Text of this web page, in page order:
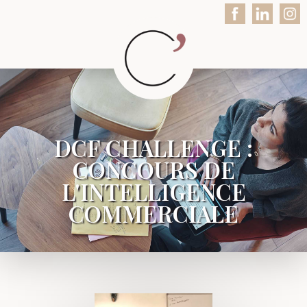
DCF CHALLENGE :
CONCOURS DE
L'INTELLIGENCE
COMMERCIALE